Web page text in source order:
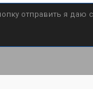
отправить я даю